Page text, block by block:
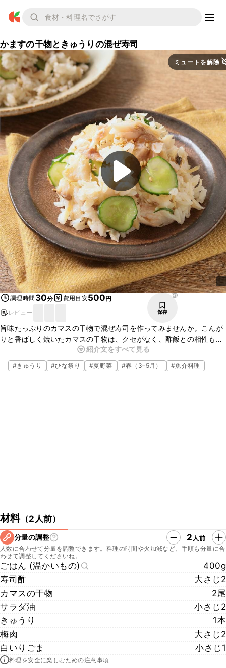
かますの干物ときゅうりの混ぜ寿司
ミュートを解除
調理時間 30分 費用目安500円
レビュー
91
保存
旨味たっぷりのカマスの干物で混ぜ寿司を作ってみませんか。こんが
りと香ばしく焼いたカマスの干物は、クセがなく、酢飯との相性も抜
群です。きゅうりのシャキシャキとした食感と梅肉の酸味がアクセン
トになっていますよ。ぜひお試しくださいね。
紹介文をすべて見る
#きゅうり #ひな祭り #夏野菜 #春（3–5月） #魚介料理
材料（2人前）
分量の調整 2 人前
人数に合わせて分量を調整できます。料理の時間や火加減など、手順も分量に合
わせて調整してくださいね。
ごはん (温かいもの)
400g
寿司酢
大さじ2
カマスの干物
2尾
サラダ油
小さじ2
きゅうり
1本
梅肉
大さじ2
白いりごま
小さじ1
料理を安全に楽しむための注意事項